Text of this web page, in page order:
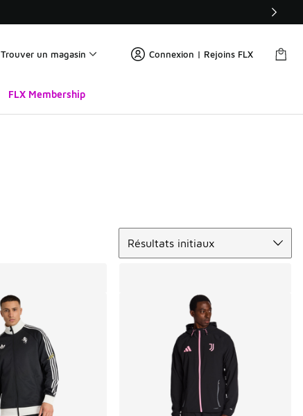
Trouver un magasin Connexion | Rejoins FLX
FLX Membership
Résultats initiaux